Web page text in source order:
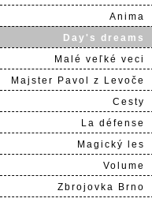
Anima
Day's dreams
Malé veľké veci
Majster Pavol z Levoče
Cesty
La défense
Magický les
Volume
Zbrojovka Brno